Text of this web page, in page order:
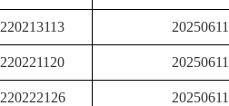
220213113 20250611
220221120 20250611
220222126 20250611